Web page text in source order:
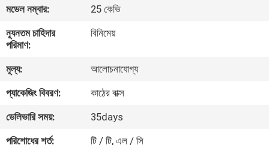
কারখানা
ভ্রমণ
মান
নিয়ন্ত্রণ
মডেল নম্বার:
25 কেভি
ন্যূনতম চাহিদার
পরিমাণ:
বিনিমেয়
মূল্য:
আলোচনাযোগ্য
প্যাকেজিং বিবরণ:
কাঠের বাক্স
ডেলিভারি সময়:
35days
পরিশোধের শর্ত:
টি / টি, এল / সি